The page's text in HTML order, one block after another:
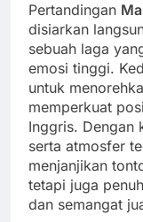
Pertandingan
disiarkan
sebuah laga
emosi tinggi.
untuk
memperkuat
Inggris. Dengan
serta atmosfer
menjanjikan
tetapi juga
dan semangat